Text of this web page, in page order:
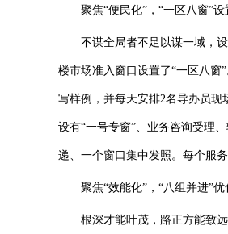
聚焦“便民化”，“一区八窗”设
不谋全局者不足以谋一域，设
楼市场准入窗口设置了“一区八窗
写样例，并每天安排2名导办员现
设有“一号专窗”、业务咨询受理
递、一个窗口集中发照。每个服
聚焦“效能化”，“八组并进”优
根深才能叶茂，路正方能致远